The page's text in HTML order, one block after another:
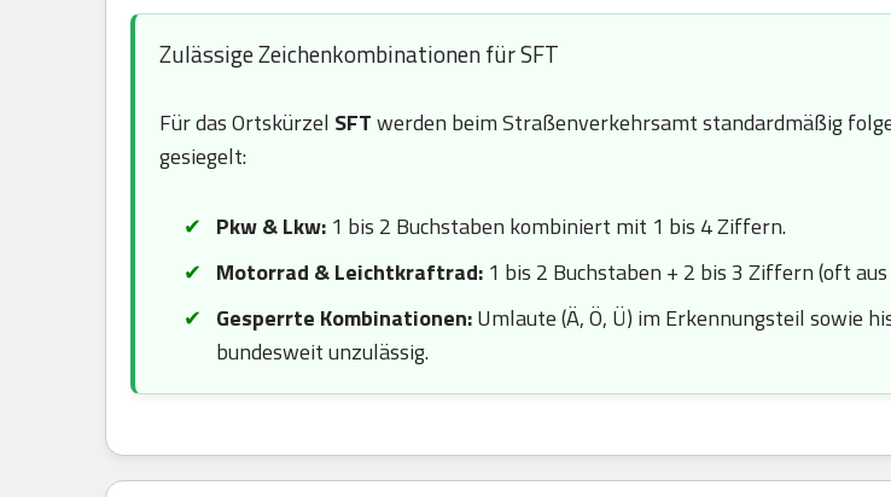
Zulässige Zeichenkombinationen für SFT
Für das Ortskürzel SFTwerden beim Straßenverkehrsamt standardmäßig
gesiegelt:
Pkw & Lkw: 1 bis 2 Buchstaben kombiniert mit 1 bis 4 Ziffern.
Motorrad & Leichtkraftrad: 1 bis 2 Buchstaben + 2 bis 3 Ziffern (oft
Gesperrte Kombinationen:Umlaute (Ä, Ö, Ü) im Erkennungsteil sowie
bundesweit unzulässig.